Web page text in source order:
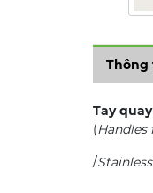
Thông
Tay
(
/